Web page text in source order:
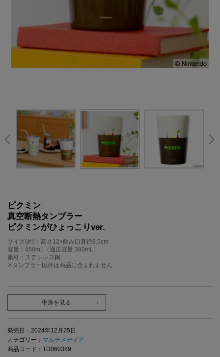
ピクミン
真空断熱タンブラー
ピクミンがひょっこりver.
サイズ(約)：高さ12×飲み口直径8.5cm
容量：450mL（適正容量 380mL）
素材：ステンレス鋼
※タンブラー以外は商品に含まれません
中身を見る
発売日：2024年12月25日
カテゴリー： マルチメディア
商品コード：TD060389